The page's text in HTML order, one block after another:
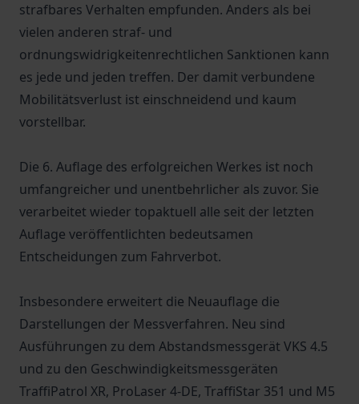
strafbares Verhalten empfunden. Anders als bei
vielen anderen straf- und
ordnungswidrigkeitenrechtlichen Sanktionen kann
es jede und jeden treffen. Der damit verbundene
Mobilitätsverlust ist einschneidend und kaum
vorstellbar.
Die 6. Auflage des erfolgreichen Werkes ist noch
umfangreicher und unentbehrlicher als zuvor. Sie
verarbeitet wieder topaktuell alle seit der letzten
Auflage veröffentlichten bedeutsamen
Entscheidungen zum Fahrverbot.
Insbesondere erweitert die Neuauflage die
Darstellungen der Messverfahren. Neu sind
Ausführungen zu dem Abstandsmessgerät VKS 4.5
und zu den Geschwindigkeitsmessgeräten
TraffiPatrol XR, ProLaser 4-DE, TraffiStar 351 und M5